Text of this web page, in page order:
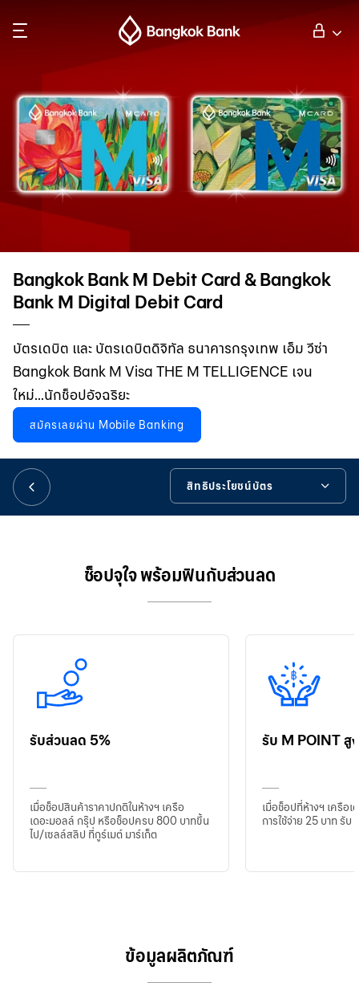
ลูกค้าธุรกิจ
กิจการธนาคารต่างประเทศ
นักลงทุนสัมพันธ์
เกี่ยวกับธนาคารกรุงเทพ
華人事務
日本語
EN
Bangkok Bank M Debit Card & Bangkok
Bank M Digital Debit Card
บัตรเดบิต และ บัตรเดบิตดิจิทัล ธนาคารกรุงเทพ เอ็ม วีซ่า
Bangkok Bank M Visa THE M TELLIGENCE เจน
ใหม่...นักช็อปอัจฉริยะ
สมัครเลยผ่าน Mobile Banking
สิทธิประโยชน์บัตร
ข้อมูลผลิตภัณฑ์
วิธีชำระเงินแบบ Contactless
ข้อมูลเพิ่มเติม
ช็อปจุใจ พร้อมฟินกับส่วนลด
รับส่วนลด 5%
เมื่อช็อปสินค้าราคาปกติในห้างฯ เครือ
เดอะมอลล์ กรุ๊ป หรือช็อปครบ 800 บาทขึ้น
ไป/เซลล์สลิป ที่กูร์เมต์ มาร์เก็ต
รับ M POINT สู
เมื่อช็อปที่ห้างฯ เครือ
การใช้จ่าย 25 บาท รับ
ข้อมูลผลิตภัณฑ์